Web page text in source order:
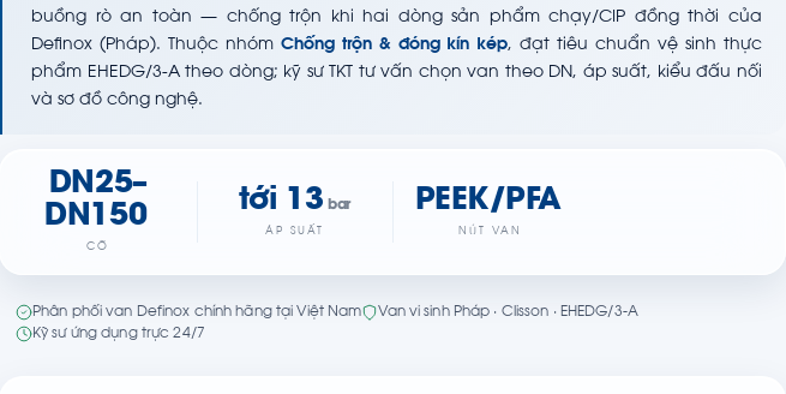
buồng rò an toàn — chống trộn khi hai dòng sản phẩm chạy/CIP đồng thời của
Definox (Pháp). Thuộc nhóm Chống trộn & đóng kín kép, đạt tiêu chuẩn vệ sinh thực
phẩm EHEDG/3-A theo dòng; kỹ sư TKT tư vấn chọn van theo DN, áp suất, kiểu đấu nối
và sơ đồ công nghệ.
DN25–
DN150
CỠ
tới 13 bar
ÁP SUẤT
PEEK/PFA
NÚT VAN
Phân phối van Definox chính hãng tại Việt Nam
Van vi sinh Pháp · Clisson · EHEDG/3-A
Kỹ sư ứng dụng trực 24/7